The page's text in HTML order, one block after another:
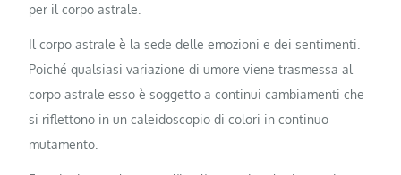
per il corpo astrale.
Il corpo astrale è la sede delle emozioni e dei sentimenti.
Poiché qualsiasi variazione di umore viene trasmessa al
corpo astrale esso è soggetto a continui cambiamenti che
si riflettono in un caleidoscopio di colori in continuo
mutamento.